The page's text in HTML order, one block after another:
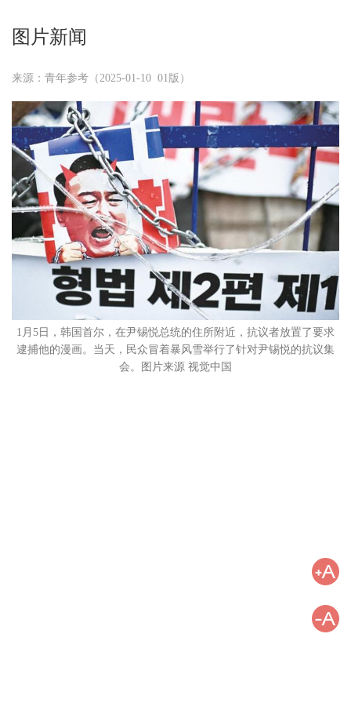
图片新闻
来源：青年参考（2025-01-10 01版）
1月5日，韩国首尔，在尹锡悦总统的住所附近，抗议者放置了要求
逮捕他的漫画。当天，民众冒着暴风雪举行了针对尹锡悦的抗议集
会。图片来源 视觉中国